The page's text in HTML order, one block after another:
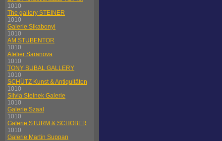
1010
The gallery STEINER
1010
Galerie Sikabonyi
1010
AM STUBENTOR
1010
Atelier Saranova
1010
TONY SUBAL GALLERY
1010
SCHÜTZ Kunst & Antiquitäten
1010
Silvia Steinek Galerie
1010
Galerie Szaal
1010
Galerie STURM & SCHOBER
1010
Galerie Martin Suppan